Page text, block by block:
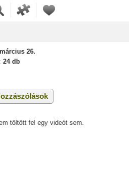
26.
24 db
töltött fel egy videót sem.